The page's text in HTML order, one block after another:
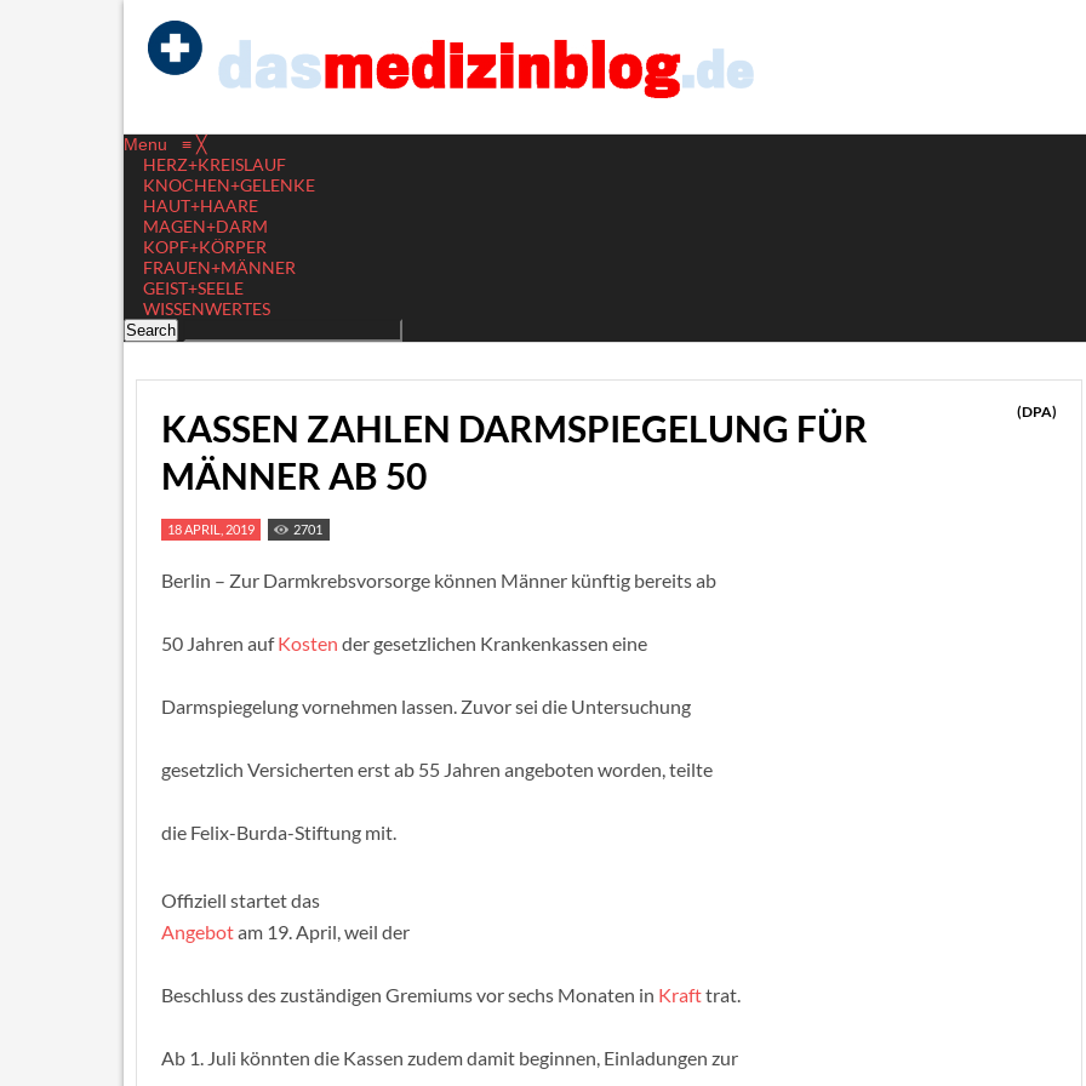
Menu ≡ ╳
HERZ+KREISLAUF
KNOCHEN+GELENKE
HAUT+HAARE
MAGEN+DARM
KOPF+KÖRPER
FRAUEN+MÄNNER
GEIST+SEELE
WISSENWERTES
KASSEN ZAHLEN DARMSPIEGELUNG FÜR
MÄNNER AB 50
(DPA)
18 APRIL, 2019 2701
Berlin – Zur Darmkrebsvorsorge können Männer künftig bereits ab
50 Jahren aufKosten der gesetzlichen Krankenkassen eine
Darmspiegelung vornehmen lassen. Zuvor sei die Untersuchung
gesetzlich Versicherten erst ab 55 Jahren angeboten worden, teilte
die Felix-Burda-Stiftung mit.
Offiziell startet das
Angebotam 19. April, weil der
Beschluss des zuständigen Gremiums vor sechs Monaten in Krafttrat.
Ab 1. Juli könnten die Kassen zudem damit beginnen, Einladungen zur